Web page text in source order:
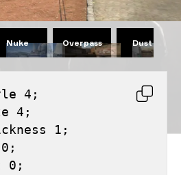
Nuke Overpass Dust II
4;
4;
1;
0;